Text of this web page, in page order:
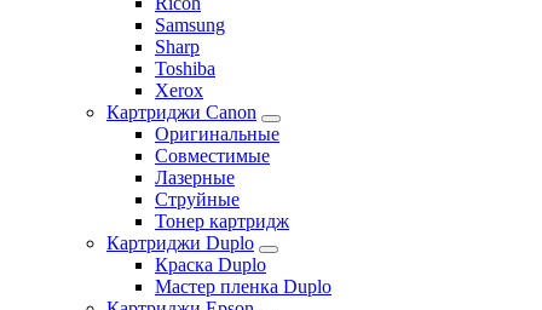
Samsung
Sharp
Toshiba
Xerox
Картриджи Canon
Оригинальные
Совместимые
Лазерные
Струйные
Тонер картридж
Картриджи Duplo
Краска Duplo
Мастер пленка Duplo